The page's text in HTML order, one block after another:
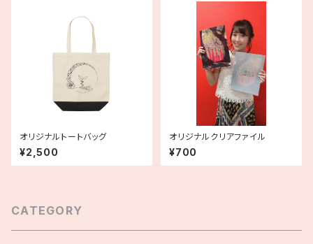
オリジナルトートバッグ
¥2,500
オリジナルクリアファイル
¥700
CATEGORY